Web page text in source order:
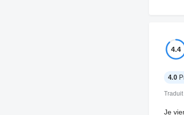
4.4
4.0
Je